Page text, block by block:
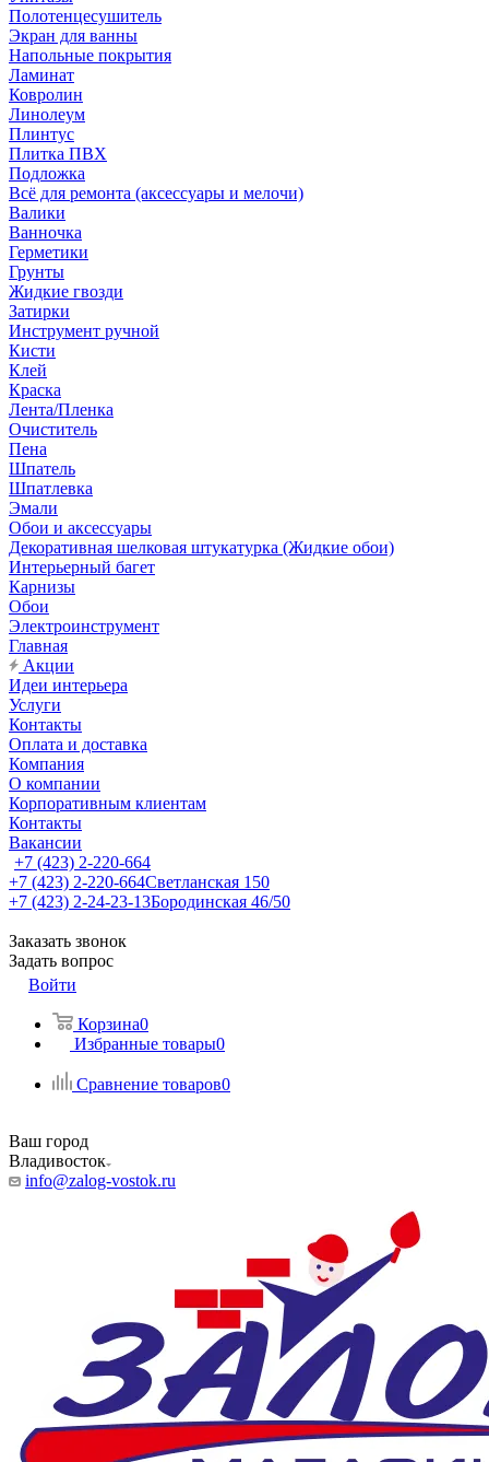
Полотенцесушитель
Экран для ванны
Напольные покрытия
Ламинат
Ковролин
Линолеум
Плинтус
Плитка ПВХ
Подложка
Всё для ремонта (аксессуары и мелочи)
Валики
Ванночка
Герметики
Грунты
Жидкие гвозди
Затирки
Инструмент ручной
Кисти
Клей
Краска
Лента/Пленка
Очиститель
Пена
Шпатель
Шпатлевка
Эмали
Обои и аксессуары
Декоративная шелковая штукатурка (Жидкие обои)
Интерьерный багет
Карнизы
Обои
Электроинструмент
Главная
Акции
Идеи интерьера
Услуги
Контакты
Оплата и доставка
Компания
О компании
Корпоративным клиентам
Контакты
Вакансии
+7 (423) 2-220-664
+7 (423) 2-220-664Светланская 150
+7 (423) 2-24-23-13Бородинская 46/50
Заказать звонок
Задать вопрос
Войти
Корзина0
Избранные товары0
Сравнение товаров0
Ваш город
Владивосток
info@zalog-vostok.ru